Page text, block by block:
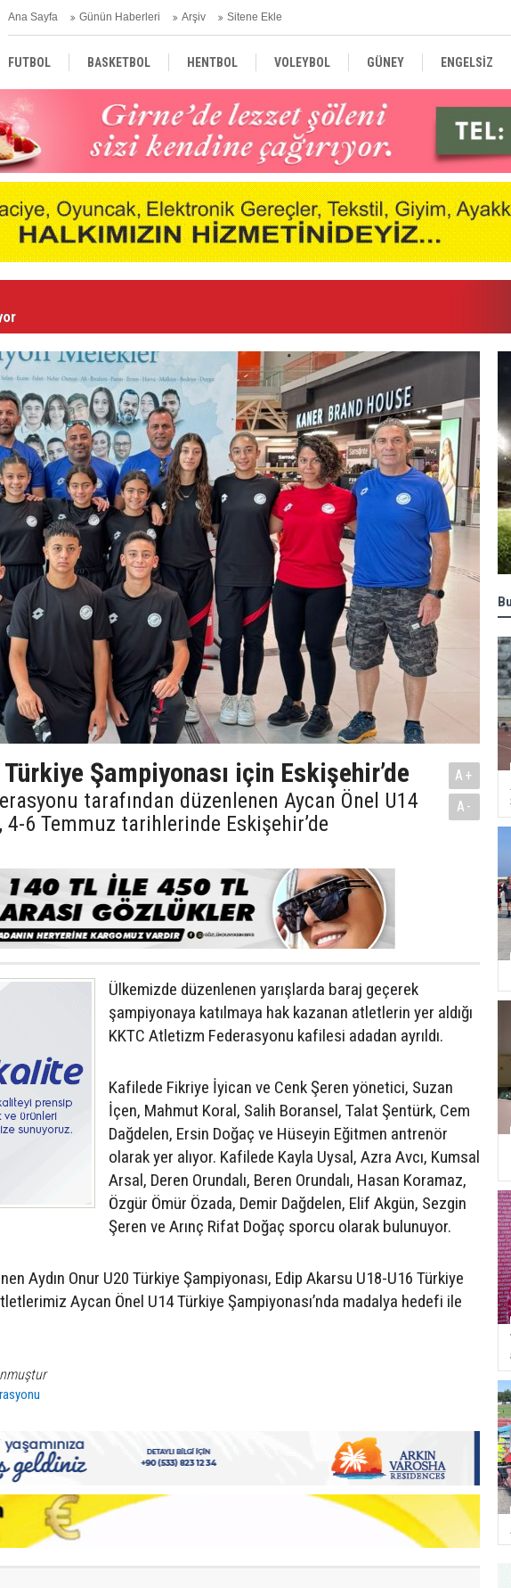
Ana Sayfa Günün Haberleri Arşiv Sitene Ekle
FUTBOL BASKETBOL HENTBOL VOLEYBOL GÜNEY ENGELSİZ
TÜRKİYE AVRUPA DÜNYA
Şampiyonası için Eskişehir’de
tarafından düzenlenen Aycan Önel U14
4-6 Temmuz tarihlerinde Eskişehir’de
A+
A-
Ülkemizde düzenlenen yarışlarda baraj geçerek
şampiyonaya katılmaya hak kazanan atletlerin yer aldığı
KKTC Atletizm Federasyonu kafilesi adadan ayrıldı.
Kafilede Fikriye İyican ve Cenk Şeren yönetici, Suzan
İçen, Mahmut Koral, Salih Boransel, Talat Şentürk, Cem
Dağdelen, Ersin Doğaç ve Hüseyin Eğitmen antrenör
olarak yer alıyor. Kafilede Kayla Uysal, Azra Avcı, Kumsal
Arsal, Deren Orundalı, Beren Orundalı, Hasan Koramaz,
Özgür Ömür Özada, Demir Dağdelen, Elif Akgün, Sezgin
Şeren ve Arınç Rifat Doğaç sporcu olarak bulunuyor.
Aydın Onur U20 Türkiye Şampiyonası, Edip Akarsu U18-U16 Türkiye
Aycan Önel U14 Türkiye Şampiyonası’nda madalya hedefi ile